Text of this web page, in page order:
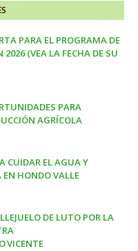
PARA EL PROGRAMA DE
2026 (VEA LA FECHA DE SU
PARA
AGRÍCOLA
CUIDAR EL AGUA Y
EN HONDO VALLE
DE LUTO POR LA
VICENTE